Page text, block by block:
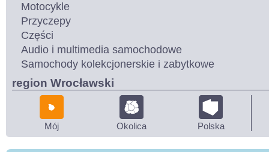
Motocykle
Przyczepy
Części
Audio i multimedia samochodowe
Samochody kolekcjonerskie i zabytkowe
region Wrocławski
Mój Okolica Polska